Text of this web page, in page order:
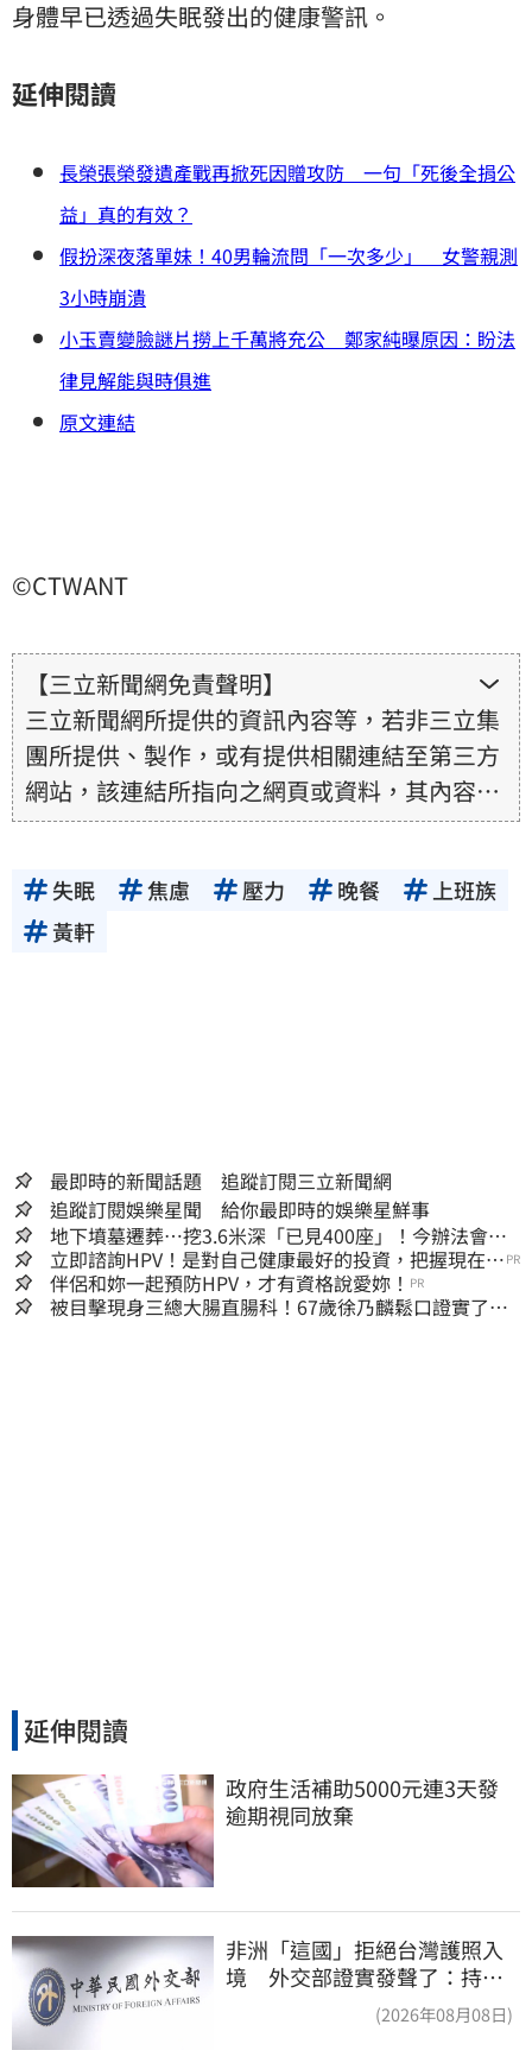
身體早已透過失眠發出的健康警訊。
延伸閱讀
長榮張榮發遺產戰再掀死因贈攻防 一句「死後全捐公
益」真的有效？
假扮深夜落單妹！40男輪流問「一次多少」 女警親測
3小時崩潰
小玉賣變臉謎片撈上千萬將充公 鄭家純曝原因：盼法
律見解能與時俱進
原文連結
©CTWANT
【三立新聞網免責聲明】
三立新聞網所提供的資訊內容等，若非三立集
團所提供、製作，或有提供相關連結至第三方
網站，該連結所指向之網頁或資料，其內容均
為所連結網站提供，相關權利均為該網站、內
其真實性、正確性、即時性、完整性或合法
性。三立新聞網所提供的資訊內容，若其著作
失眠 焦慮 壓力 晚餐
上班族
黃軒
最即時的新聞話題 追蹤訂閱三立新聞網
追蹤訂閱娛樂星聞 給你最即時的娛樂星鮮事
地下墳墓遷葬…挖3.6米深「已見400座」！今辦法會安
撫祖先
立即諮詢HPV！是對自己健康最好的投資，把握現在不
嫌晚！
PR
伴侶和妳一起預防HPV，才有資格說愛妳！ PR
被目擊現身三總大腸直腸科！67歲徐乃麟鬆口證實了
延伸閱讀
政府生活補助5000元連3天發
逾期視同放棄
非洲「這國」拒絕台灣護照入
境 外交部證實發聲了：持續
(2026年08月08日)